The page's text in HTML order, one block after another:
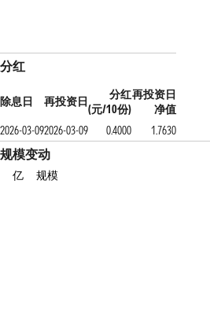
分红
除息日 再投资日
分红
(元/10份)
再投资日
净值
2026-03-092026-03-09 0.4000 1.7630
规模变动
亿
规模